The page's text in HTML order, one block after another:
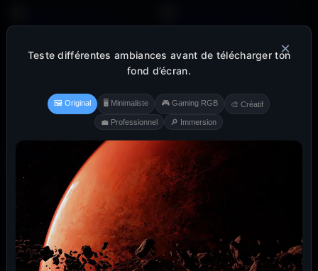
×
Teste différentes ambiances avant de télécharger ton
fond d’écran.
🖼️ Original 🖥️ Minimaliste 🎮 Gaming RGB 🎨 Créatif
💼 Professionnel 🔎 Immersion